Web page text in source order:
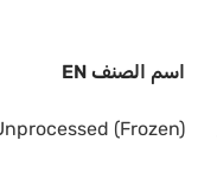
اسم الصنف EN
(Frozen)